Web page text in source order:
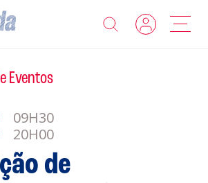
Leiriagenda
Eventos
09H30
20H00
de
Roteiro